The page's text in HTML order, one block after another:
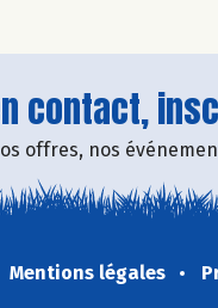
contact,
offres, nos
Mentions légales